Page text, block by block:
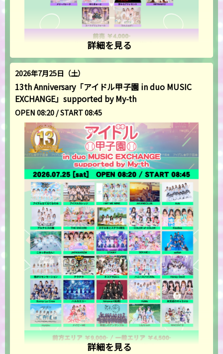
詳細を見る
2026年7月25日（土）
13th Anniversary「アイドル甲子園 in duo MUSIC
EXCHANGE」supported by My-th
OPEN 08:20 / START 08:45
詳細を見る